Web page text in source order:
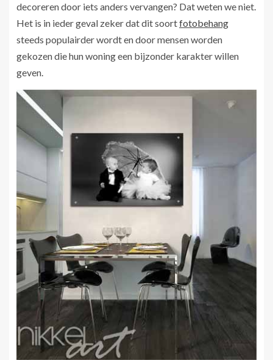
decoreren door iets anders vervangen? Dat weten we niet.
Het is in ieder geval zeker dat dit soortfotobehang
steeds populairder wordt en door mensen worden
gekozen die hun woning een bijzonder karakter willen
geven.